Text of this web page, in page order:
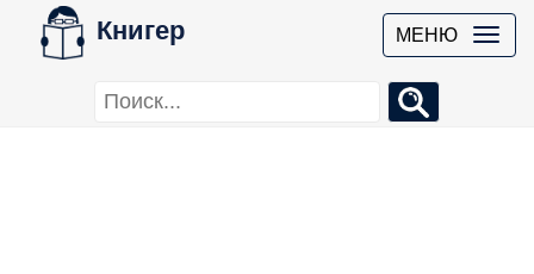
Книгер МЕНЮ